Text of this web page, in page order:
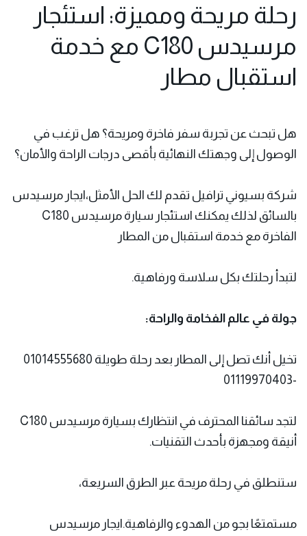
رحلة مريحة ومميزة: استئجار
مرسيدس C180 مع خدمة
استقبال مطار
هل تبحث عن تجربة سفر فاخرة ومريحة؟ هل ترغب في
الوصول إلى وجهتك النهائية بأقصى درجات الراحة والأمان؟
شركة بسيوني ترافيل تقدم لك الحل الأمثل،ايجار مرسيدس
بالسائق لذلك يمكنك استئجار سيارة مرسيدس C180
الفاخرة مع خدمة استقبال من المطار
لتبدأ رحلتك بكل سلاسة ورفاهية.
جولة في عالم الفخامة والراحة:
تخيل أنك تصل إلى المطار بعد رحلة طويلة 01014555680
-01119970403
لتجد سائقنا المحترف في انتظارك بسيارة مرسيدس C180
أنيقة ومجهزة بأحدث التقنيات.
ستنطلق في رحلة مريحة عبر الطرق السريعة،
مستمتعًا بجو من الهدوء والرفاهية.ايجار مرسيدس